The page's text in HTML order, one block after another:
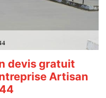
devis gratuit
Artisan